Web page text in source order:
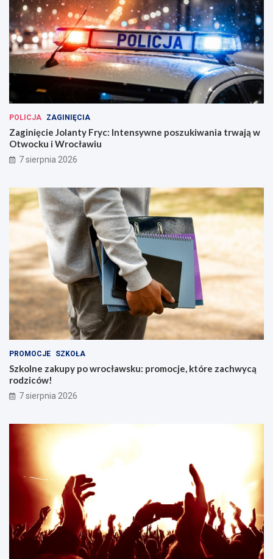
POLICJA ZAGINIĘCIA
Zaginięcie Jolanty Fryc: Intensywne poszukiwania trwają w
Otwocku i Wrocławiu
7 sierpnia 2026
PROMOCJE SZKOŁA
Szkolne zakupy po wrocławsku: promocje, które zachwycą
rodziców!
7 sierpnia 2026